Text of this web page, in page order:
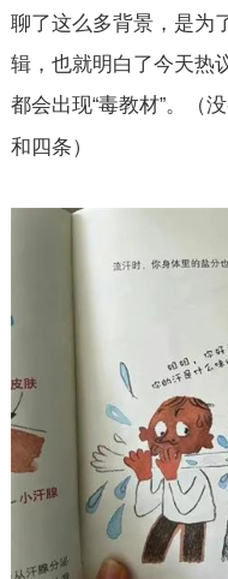
聊了这么多背景，是为
辑，也就明白了今天热
都会出现“毒教材”。（
和四条）